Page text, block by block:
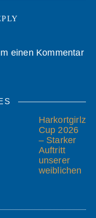
einen Kommentar
Harkortgirlz
Cup 2026
– Starker
Auftritt
unserer
weiblichen